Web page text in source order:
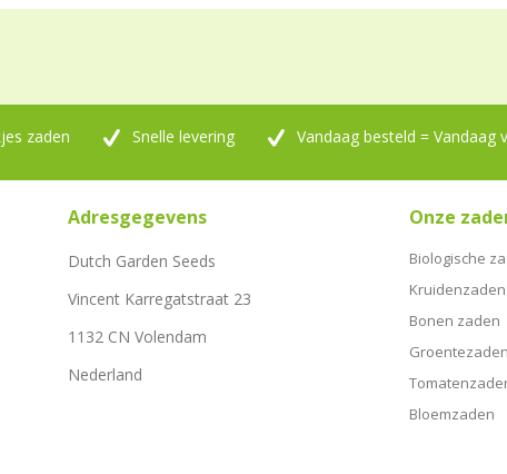
zaden Snelle levering Vandaag besteld = Vandaag
Adresgegevens
Dutch Garden Seeds
Vincent Karregatstraat 23
1132 CN Volendam
Nederland
Onze
Biologische
Kruidenzaden
Bonen zaden
Groentezaden
Bloemzaden